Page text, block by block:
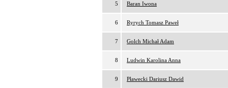
5 Baran Iwona
6 Ryrych Tomasz Paweł
7 Golch Michał Adam
8 Ludwin Karolina Anna
9 Pławecki Dariusz Dawid